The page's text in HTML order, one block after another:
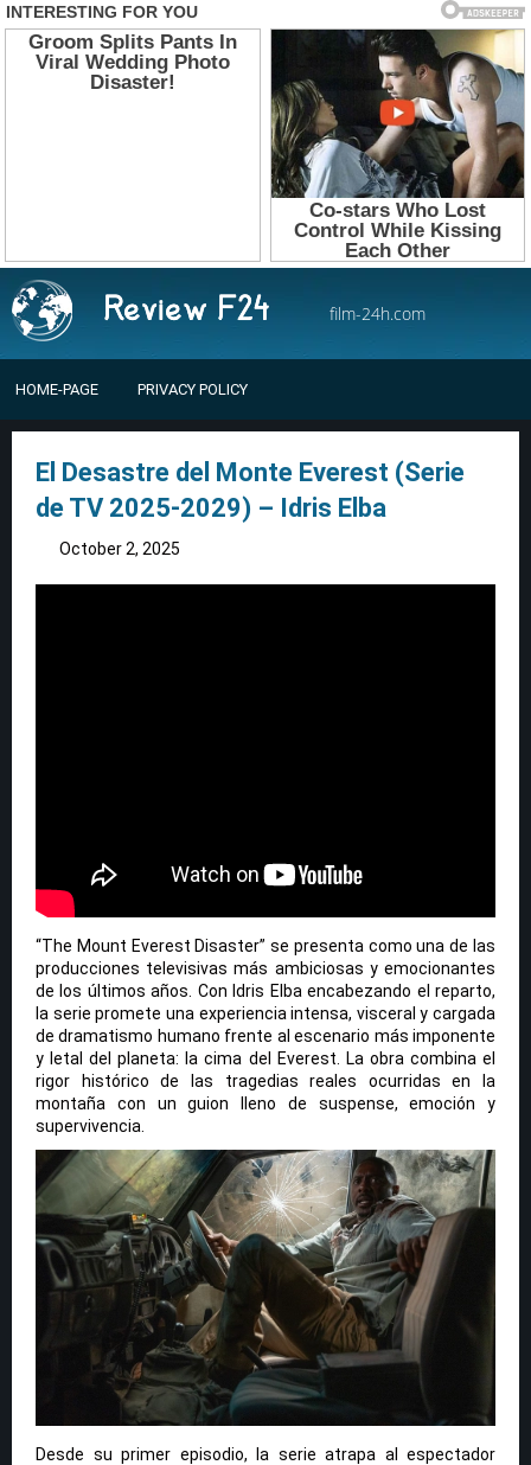
film-24h.com
HOME-PAGE PRIVACY POLICY
El Desastre del Monte Everest (Serie
de TV 2025-2029) – Idris Elba
October 2, 2025
“The Mount Everest Disaster” se presenta como una de las
producciones televisivas más ambiciosas y emocionantes
de los últimos años. Con Idris Elba encabezando el reparto,
la serie promete una experiencia intensa, visceral y cargada
de dramatismo humano frente al escenario más imponente
y letal del planeta: la cima del Everest. La obra combina el
rigor histórico de las tragedias reales ocurridas en la
montaña con un guion lleno de suspense, emoción y
supervivencia.
Desde su primer episodio, la serie atrapa al espectador